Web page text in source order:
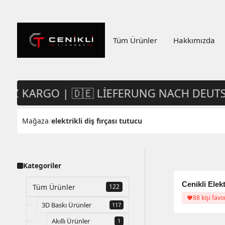
Tüm Ürünler Hakkımızda
| 🇩🇪 LIEFERUNG NACH
Mağaza/elektrikli diş fırçası tutucu
Kategoriler
Tüm Ürünler 122
3D Baskı Ürünler 117
Akıllı Ürünler 1
%6 indirim
%6 indirim
88 kişi